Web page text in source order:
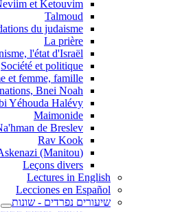
et Ketouvim
Talmoud
du judaisme
La prière
l'état d'Israël
Société et politique
et femme, famille
Bnei Noah
Yéhouda Halévy
Maimonide
de Breslev
Rav Kook
(Rav Askenazi (Manitou
Leçons divers
Lectures in English
Lecciones en Español
שיעורים נפרדים - שונות